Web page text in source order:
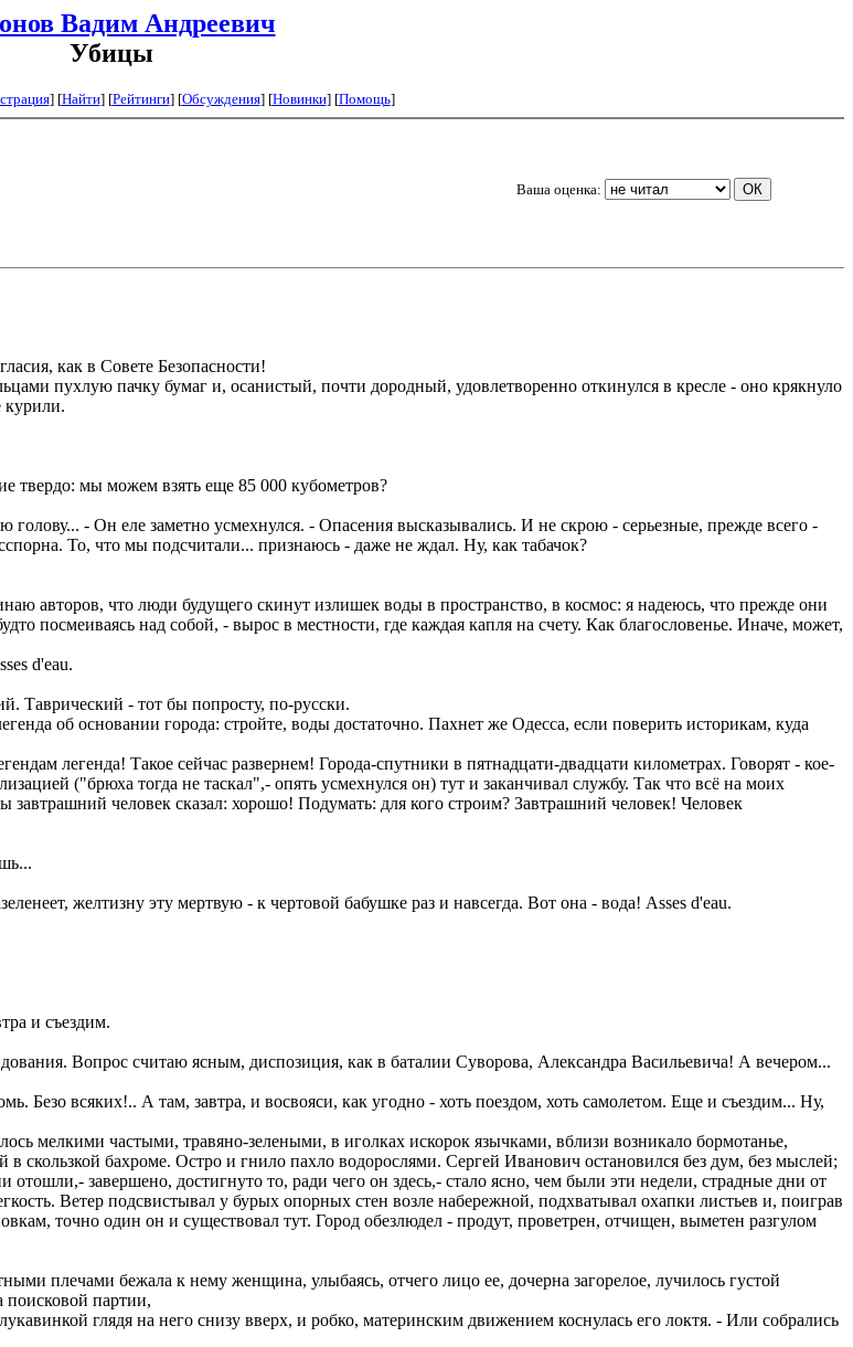
Вадим Андреевич
Убицы
] [Найти] [Рейтинги] [Обсуждения] [Новинки] [Помощь]
Ваша оценка:
как в Совете Безопасности!
пухлую пачку бумаг и, осанистый, почти дородный, удовлетворенно откинулся в кресле - оно крякнуло
курили.
мы можем взять еще 85 000 кубометров?
- Он еле заметно усмехнулся. - Опасения высказывались. И не скрою - серьезные, прежде всего -
То, что мы подсчитали... признаюсь - даже не ждал. Ну, как табачок?
авторов, что люди будущего скинут излишек воды в пространство, в космос: я надеюсь, что прежде они
посмеиваясь над собой, - вырос в местности, где каждая капля на счету. Как благословенье. Иначе, может,
d'eau.
Таврический - тот бы попросту, по-русски.
об основании города: стройте, воды достаточно. Пахнет же Одесса, если поверить историкам, куда
легенда! Такое сейчас развернем! Города-спутники в пятнадцати-двадцати километрах. Говорят - кое-
("брюха тогда не таскал",- опять усмехнулся он) тут и заканчивал службу. Так что всё на моих
человек сказал: хорошо! Подумать: для кого строим? Завтрашний человек! Человек
желтизну эту мертвую - к чертовой бабушке раз и навсегда. Вот она - вода! Asses d'eau.
и съездим.
Вопрос считаю ясным, диспозиция, как в баталии Суворова, Александра Васильевича! А вечером...
Безо всяких!.. А там, завтра, и восвояси, как угодно - хоть поездом, хоть самолетом. Еще и съездим... Ну,
мелкими частыми, травяно-зелеными, в иголках искорок язычками, вблизи возникало бормотанье,
скользкой бахроме. Остро и гнило пахло водорослями. Сергей Иванович остановился без дум, без мыслей;
отошли,- завершено, достигнуто то, ради чего он здесь,- стало ясно, чем были эти недели, страдные дни от
Ветер подсвистывал у бурых опорных стен возле набережной, подхватывал охапки листьев и, поиграв
точно один он и существовал тут. Город обезлюдел - продут, проветрен, отчищен, выметен разгулом
плечами бежала к нему женщина, улыбаясь, отчего лицо ее, дочерна загорелое, лучилось густой
партии,
глядя на него снизу вверх, и робко, материнским движением коснулась его локтя. - Или собрались